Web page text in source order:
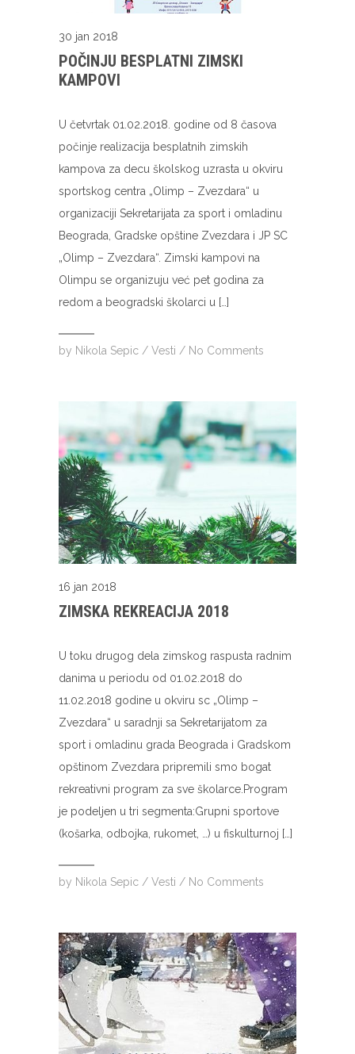
30 jan 2018
POČINJU BESPLATNI ZIMSKI
KAMPOVI
U četvrtak 01.02.2018. godine od 8 časova
počinje realizacija besplatnih zimskih
kampova za decu školskog uzrasta u okviru
sportskog centra „Olimp – Zvezdara“ u
organizaciji Sekretarijata za sport i omladinu
Beograda, Gradske opštine Zvezdara i JP SC
„Olimp – Zvezdara“. Zimski kampovi na
Olimpu se organizuju već pet godina za
redom a beogradski školarci u […]
by Nikola Sepic / Vesti / No Comments
16 jan 2018
ZIMSKA REKREACIJA 2018
U toku drugog dela zimskog raspusta radnim
danima u periodu od 01.02.2018 do
11.02.2018 godine u okviru sc „Olimp –
Zvezdara“ u saradnji sa Sekretarijatom za
sport i omladinu grada Beograda i Gradskom
opštinom Zvezdara pripremili smo bogat
rekreativni program za sve školarce.Program
je podeljen u tri segmenta:Grupni sportove
(košarka, odbojka, rukomet, …) u fiskulturnoj […]
by Nikola Sepic / Vesti / No Comments